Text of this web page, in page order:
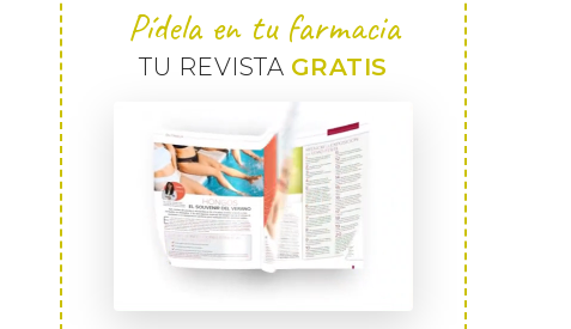
Pídela en tu farmacia
TU REVISTA GRATIS